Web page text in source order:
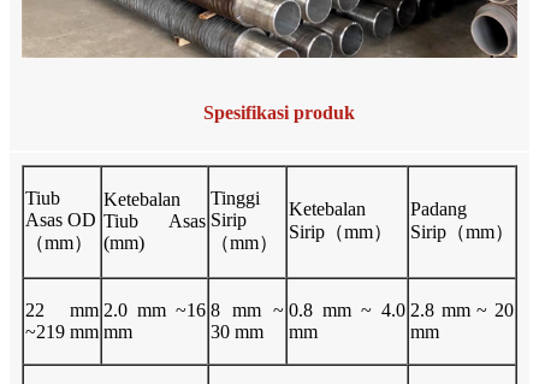
Spesifikasi produk
Tiub
Asas OD
（mm）
Ketebalan
Tiub Asas
(mm)
Tinggi
Sirip
（mm）
Ketebalan
Sirip（mm）
Padang
Sirip（mm）
22 mm
~219 mm
2.0 mm ~16
mm
8 mm ~
30 mm
0.8 mm ~ 4.0
mm
2.8 mm ~ 20
mm